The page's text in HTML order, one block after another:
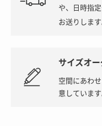
や、日時指
お送りします
サイズオ
空間にあわ
意しています